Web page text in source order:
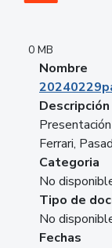
0 MB
Nombre
Descripción
Ferrari,
Categoria
No
Tipo de
No
Fechas